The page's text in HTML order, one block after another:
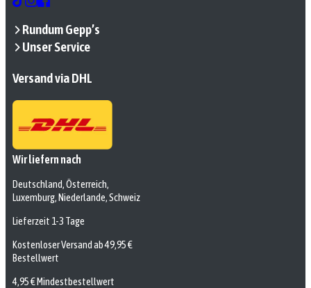
Rundum Gepp’s
Unser Service
Versand via DHL
Wir liefern nach
Deutschland, Österreich,
Luxemburg, Niederlande, Schweiz
Lieferzeit 1-3 Tage
Kostenloser Versand ab 49,95 €
Bestellwert
4,95 € Mindestbestellwert